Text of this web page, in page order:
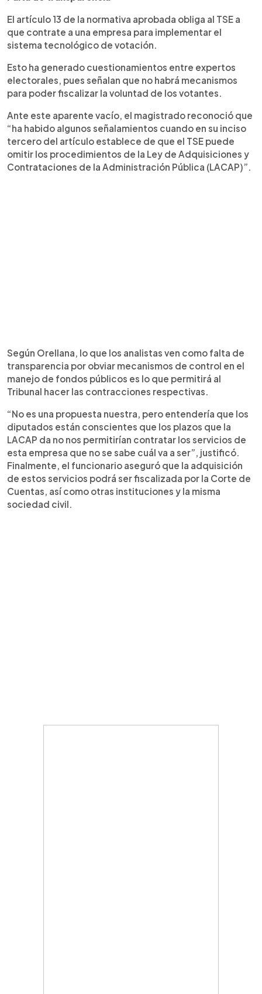
El artículo 13 de la normativa aprobada obliga al TSE a
que contrate a una empresa para implementar el
sistema tecnológico de votación.
Esto ha generado cuestionamientos entre expertos
electorales, pues señalan que no habrá mecanismos
para poder fiscalizar la voluntad de los votantes.
Ante este aparente vacío, el magistrado reconoció que
“ha habido algunos señalamientos cuando en su inciso
tercero del artículo establece de que el TSE puede
omitir los procedimientos de la Ley de Adquisiciones y
Contrataciones de la Administración Pública (LACAP)”.
Según Orellana, lo que los analistas ven como falta de
transparencia por obviar mecanismos de control en el
manejo de fondos públicos es lo que permitirá al
Tribunal hacer las contracciones respectivas.
“No es una propuesta nuestra, pero entendería que los
diputados están conscientes que los plazos que la
LACAP da no nos permitirían contratar los servicios de
esta empresa que no se sabe cuál va a ser”, justificó.
Finalmente, el funcionario aseguró que la adquisición
de estos servicios podrá ser fiscalizada por la Corte de
Cuentas, así como otras instituciones y la misma
sociedad civil.